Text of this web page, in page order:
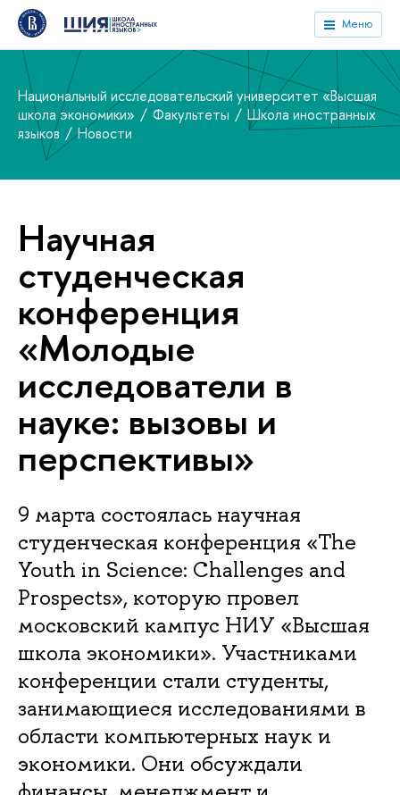
Меню
Национальный исследовательский университет «Высшая
школа экономики»
Факультеты
Школа иностранных
языков
Новости
Научная
студенческая
конференция
«Молодые
исследователи в
науке: вызовы и
перспективы»
9 марта состоялась научная
студенческая конференция «The
Youth in Science: Challenges and
Prospects», которую провел
московский кампус НИУ «Высшая
школа экономики». Участниками
конференции стали студенты,
занимающиеся исследованиями в
области компьютерных наук и
экономики. Они обсуждали